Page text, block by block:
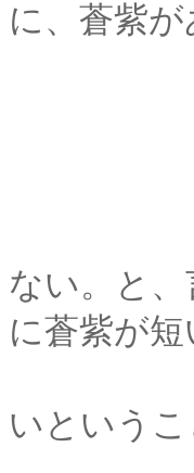
に、蒼紫
やっぱ
いつも
そして
ない。と
に蒼紫が
で―――
いというこ